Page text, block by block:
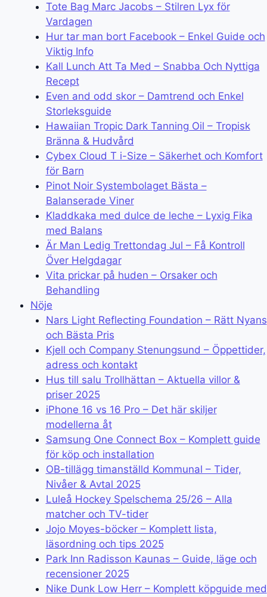
Tote Bag Marc Jacobs – Stilren Lyx för
Vardagen
Hur tar man bort Facebook – Enkel Guide och
Viktig Info
Kall Lunch Att Ta Med – Snabba Och Nyttiga
Recept
Even and odd skor – Damtrend och Enkel
Storleksguide
Hawaiian Tropic Dark Tanning Oil – Tropisk
Bränna & Hudvård
Cybex Cloud T i-Size – Säkerhet och Komfort
för Barn
Pinot Noir Systembolaget Bästa –
Balanserade Viner
Kladdkaka med dulce de leche – Lyxig Fika
med Balans
Är Man Ledig Trettondag Jul – Få Kontroll
Över Helgdagar
Vita prickar på huden – Orsaker och
Behandling
Nöje
Nars Light Reflecting Foundation – Rätt Nyans
och Bästa Pris
Kjell och Company Stenungsund – Öppettider,
adress och kontakt
Hus till salu Trollhättan – Aktuella villor &
priser 2025
iPhone 16 vs 16 Pro – Det här skiljer
modellerna åt
Samsung One Connect Box – Komplett guide
för köp och installation
OB-tillägg timanställd Kommunal – Tider,
Nivåer & Avtal 2025
Luleå Hockey Spelschema 25/26 – Alla
matcher och TV-tider
Jojo Moyes-böcker – Komplett lista,
läsordning och tips 2025
Park Inn Radisson Kaunas – Guide, läge och
recensioner 2025
Nike Dunk Low Herr – Komplett köpguide med